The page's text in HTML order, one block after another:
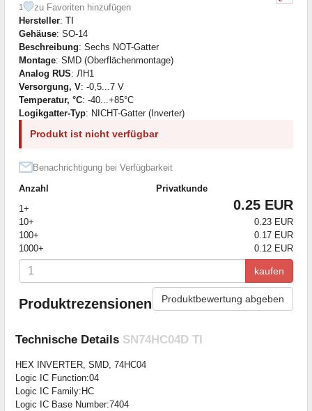
1
zu Favoriten hinzufügen
Hersteller: TI
Gehäuse: SO-14
Beschreibung: Sechs NOT-Gatter
Montage: SMD (Oberflächenmontage)
Analog RUS: ЛН1
Versorgung, V: -0,5...7 V
Temperatur, °C: -40...+85°C
Logikgatter-Typ: NICHT-Gatter (Inverter)
Produkt ist nicht verfügbar
Benachrichtigung bei Verfügbarkeit
Anzahl
Privatkunde
1+
0.25 EUR
10+
0.23 EUR
100+
0.17 EUR
1000+
0.12 EUR
kaufen
Produktrezensionen Produktbewertung abgeben
Technische Details SN74HC04D TI
HEX INVERTER, SMD, 74HC04
Logic IC Function:04
Logic IC Family:HC
Logic IC Base Number:7404